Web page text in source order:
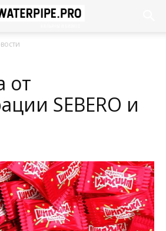
от
SEBERO и